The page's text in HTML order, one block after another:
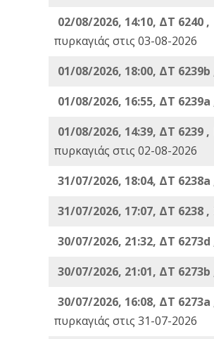
02/08/2026, 14:10, ΔΤ 6240 ,
πυρκαγιάς στις 03-08-2026
01/08/2026, 18:00, ΔΤ 6239b
01/08/2026, 16:55, ΔΤ 6239a
01/08/2026, 14:39, ΔΤ 6239 ,
πυρκαγιάς στις 02-08-2026
31/07/2026, 18:04, ΔΤ 6238a
31/07/2026, 17:07, ΔΤ 6238 ,
30/07/2026, 21:32, ΔΤ 6273d
30/07/2026, 21:01, ΔΤ 6273b
30/07/2026, 16:08, ΔΤ 6273a
πυρκαγιάς στις 31-07-2026